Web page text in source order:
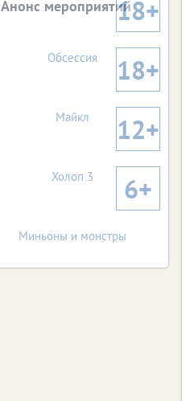
Анонс мероприятий18+
Обсессия 18+
Майкл 12+
Холоп 3 6+
Миньоны и монстры